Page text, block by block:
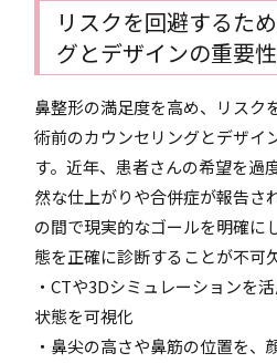
リスクを回避するた
グとデザインの重要性
鼻整形の満足度を高め、リスク
術前のカウンセリングとデザイ
す。近年、患者さんの希望を過
然な仕上がりや合併症が報告さ
の間で現実的なゴールを明確に
態を正確に診断することが不可
・CTや3Dシミュレーションを
状態を可視化
・鼻尖の高さや鼻筋の位置を、